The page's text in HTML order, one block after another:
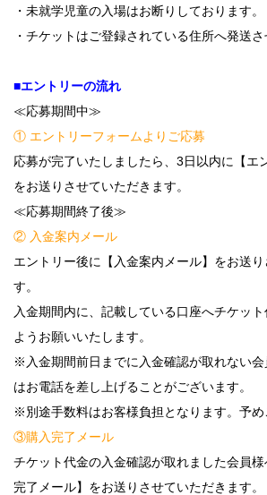
・未就学児童の入場はお断りしております。
・チケットはご登録されている住所へ発送さ
■エントリーの流れ
≪応募期間中≫
① エントリーフォームよりご応募
応募が完了いたしましたら、3日以内に【エ
をお送りさせていただきます。
≪応募期間終了後≫
② 入金案内メール
エントリー後に【入金案内メール】をお送
す。
入金期間内に、記載している口座へチケット
ようお願いいたします。
※入金期間前日までに入金確認が取れない
はお電話を差し上げることがございます。
※別途手数料はお客様負担となります。予め
③購入完了メール
チケット代金の入金確認が取れました会員
完了メール】をお送りさせていただきます。